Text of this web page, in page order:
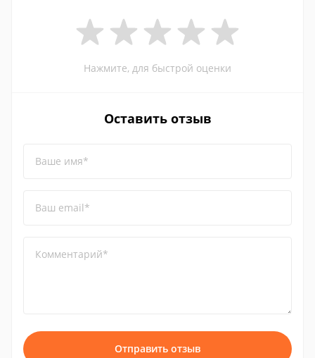
Нажмите, для быстрой оценки
Оставить отзыв
Ваше имя*
Ваш email*
Комментарий*
Отправить отзыв